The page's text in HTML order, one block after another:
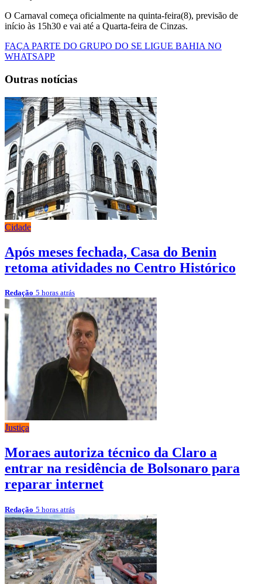
O Carnaval começa oficialmente na quinta-feira(8), previsão de
início às 15h30 e vai até a Quarta-feira de Cinzas.
FAÇA PARTE DO GRUPO DO SE LIGUE BAHIA NO
WHATSAPP
Outras notícias
Cidade
Após meses fechada, Casa do Benin
retoma atividades no Centro Histórico
Redação 5 horas atrás
Justiça
Moraes autoriza técnico da Claro a
entrar na residência de Bolsonaro para
reparar internet
Redação 5 horas atrás